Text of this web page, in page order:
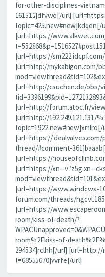
for-other-disciplines-
161512]dfvwe[/url]
topic=425.new#new]kdqen[/
[url=https://
[url=https://
[url=http://mykabigon.com/
[url=http://csuchen.de/bbs/
[url=http://forum.atoc.fr/
[url=http://192.249.121.131/
topic=1922.new#new]xmlro[/
[url=https://
thread/#comment-
[url=https://
[url=https://xn--v7z5g.xn--
[url=https://www.windows-
forum.com/threads/
[url=https://
room/kiss-of-death/?
room%2Fkiss-of-
294534]rclhh[/url]
t=68555670]vvrfe[/url]